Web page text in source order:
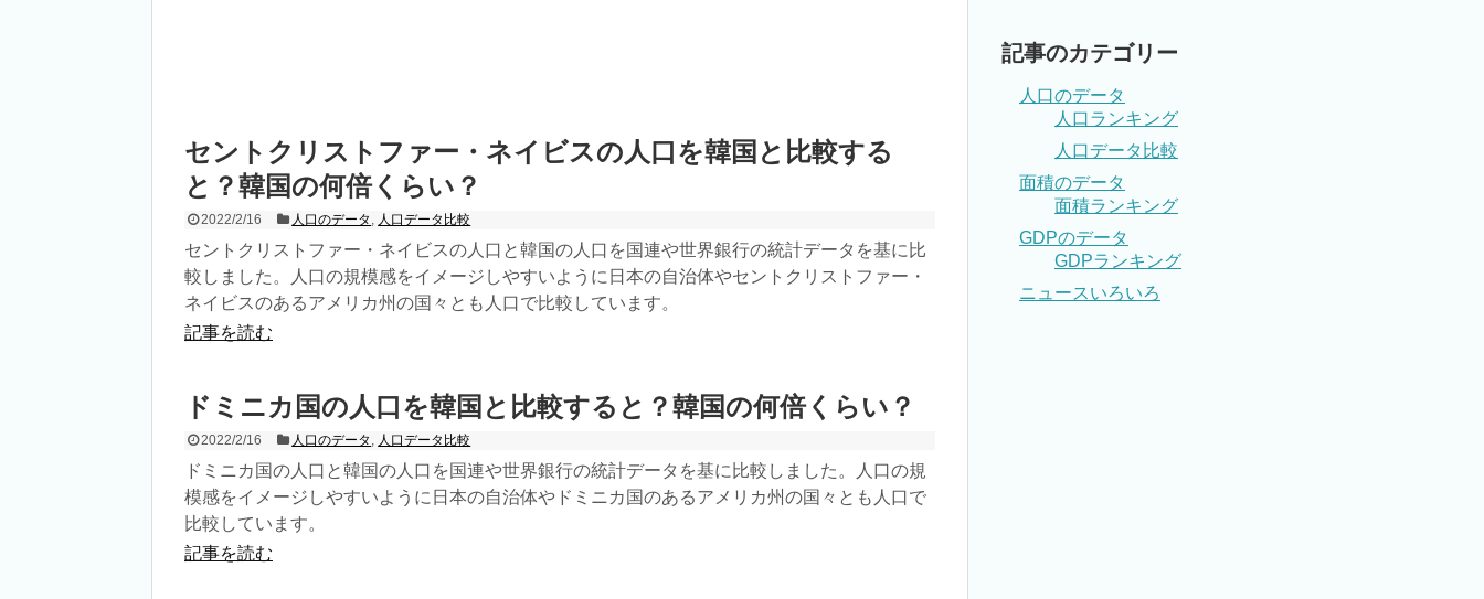
セントクリストファー・ネイビスの人口を韓国と比較する
と？韓国の何倍くらい？
2022/2/16 人口のデータ , 人口データ比較
セントクリストファー・ネイビスの人口と韓国の人口を国連や世界銀行の統計データを基に比
較しました。人口の規模感をイメージしやすいように日本の自治体やセントクリストファー・
ネイビスのあるアメリカ州の国々とも人口で比較しています。
記事を読む
ドミニカ国の人口を韓国と比較すると？韓国の何倍くらい？
2022/2/16 人口のデータ , 人口データ比較
ドミニカ国の人口と韓国の人口を国連や世界銀行の統計データを基に比較しました。人口の規
模感をイメージしやすいように日本の自治体やドミニカ国のあるアメリカ州の国々とも人口で
比較しています。
記事を読む
記事のカテゴリー
人口のデータ
人口ランキング
人口データ比較
面積のデータ
面積ランキング
GDPのデータ
GDPランキング
ニュースいろいろ